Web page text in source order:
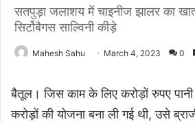
सतपुड़ा जलाशय में चाइनीज झालर का
सिर्टोबैगस साल्विनी कीड़े
Mahesh Sahu March 4, 2023 0
बैतूल। जिस काम के लिए करोड़ों रुपए
करोड़ों की योजना बना ली गई थी, उसे